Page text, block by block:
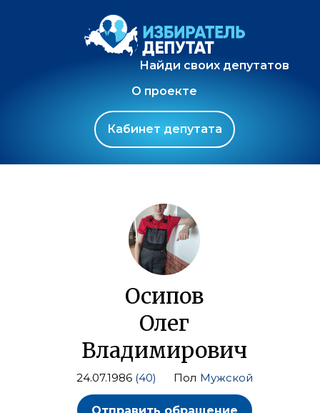
Найди своих депутатов
О проекте
Кабинет депутата
Осипов
Олег
Владимирович
24.07.1986 (40) Пол Мужской